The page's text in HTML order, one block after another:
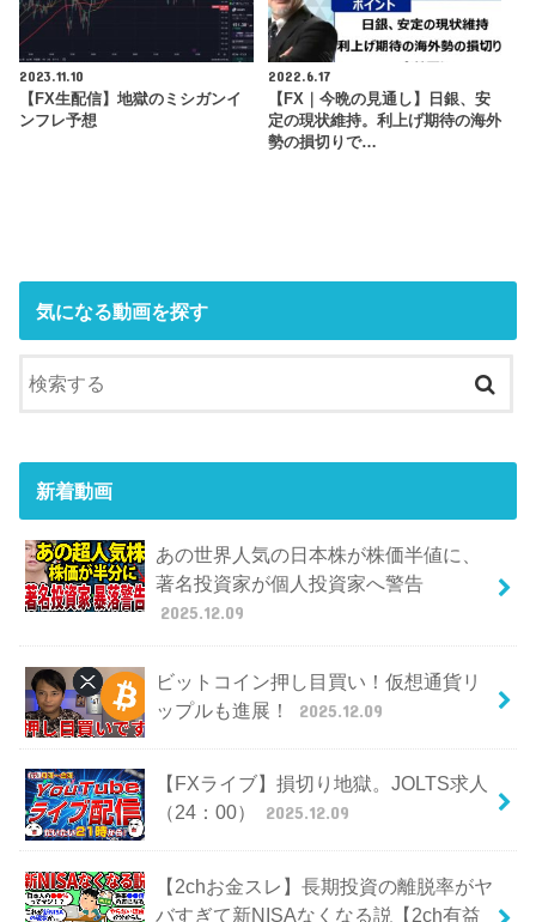
2023.11.10
【FX生配信】地獄のミシガンイ
ンフレ予想
2022.6.17
【FX｜今晩の見通し】日銀、安
定の現状維持。利上げ期待の海外
勢の損切りで…
気になる動画を探す
新着動画
あの世界人気の日本株が株価半値に、
著名投資家が個人投資家へ警告
2025.12.09
ビットコイン押し目買い！仮想通貨リ
ップルも進展！
2025.12.09
【FXライブ】損切り地獄。JOLTS求人
（24：00）
2025.12.09
【2chお金スレ】長期投資の離脱率がヤ
バすぎて新NISAなくなる説【2ch有益